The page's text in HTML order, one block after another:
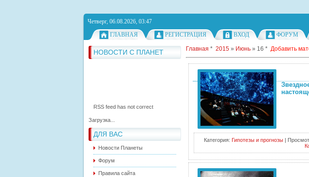
Четверг, 06.08.2026, 03:47
ГЛАВНАЯ
РЕГИСТРАЦИЯ ВХОД ФОРУМ
НОВОСТИ С ПЛАНЕТ
syntax.RSS feed has not correct
syntax.RSS feed has not correct
Загрузка...
ДЛЯ ВАС
Новости Планеты
Форум
Правила сайта
Главная * 2015 » Июнь » 16 * Добавить
Категория: Гипотезы и прогнозы |